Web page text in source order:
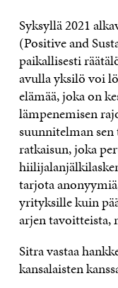
Syksyllä 2021
(Positive and
paikallisesti
avulla yksilö voi
elämää, joka on
lämpenemisen
suunnitelman
ratkaisun, joka
tarjota
yrityksille kuin
arjen tavoitteista,
Sitra vastaa
kansalaisten